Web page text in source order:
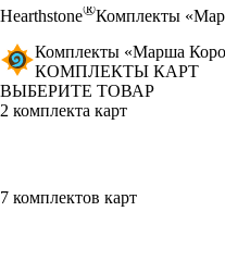
Hearthstone®Комплекты
Комплекты «Марша
КОМПЛЕКТЫ КАРТ
ВЫБЕРИТЕ ТОВАР
2 комплекта карт
7 комплектов карт